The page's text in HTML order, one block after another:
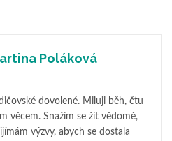
Poláková
dovolené. Miluji běh, čtu
věcem. Snažím se žít vědomě,
výzvy, abych se dostala